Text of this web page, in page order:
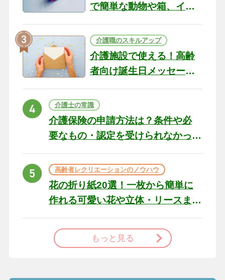
で簡単な動物や箱、イン
介護職のスキルアップ
介護施設で使える！高齢
者向け誕生日メッセージ
ト
介護士の常識
介護保険の申請方法は？条件や必
要なもの・認定を受けられなかっ
高齢者レクリエーションのノウハウ
花の折り紙20選！一枚から簡単に
作れる可愛い花や立体・リースま
もっと見る